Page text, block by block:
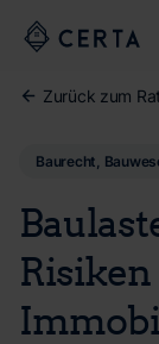
Zurück zum
Baurecht,